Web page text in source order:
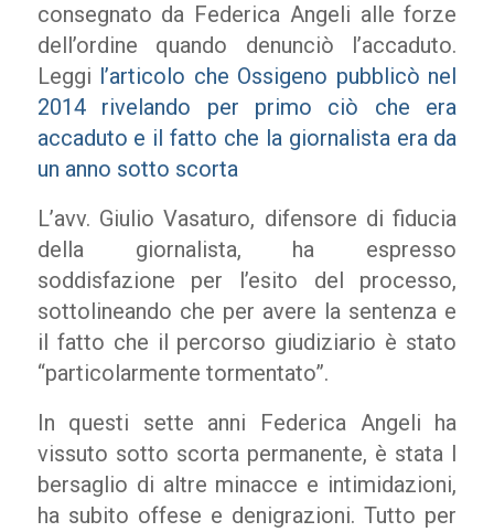
consegnato da Federica Angeli alle forze
dell’ordine quando denunciò l’accaduto.
Leggi l’articolo che Ossigeno pubblicò nel
2014 rivelando per primo ciò che era
accaduto e il fatto che la giornalista era da
un anno sotto scorta
L’avv. Giulio Vasaturo, difensore di fiducia
della giornalista, ha espresso
soddisfazione per l’esito del processo,
sottolineando che per avere la sentenza e
il fatto che il percorso giudiziario è stato
“particolarmente tormentato”.
In questi sette anni Federica Angeli ha
vissuto sotto scorta permanente, è stata l
bersaglio di altre minacce e intimidazioni,
ha subito offese e denigrazioni. Tutto per